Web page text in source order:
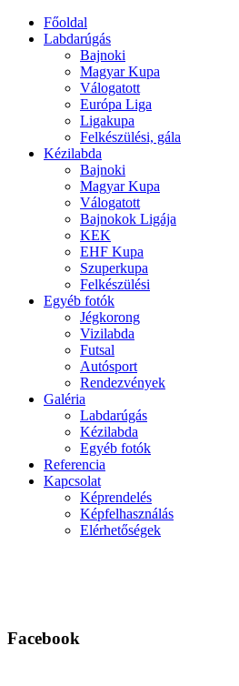
Főoldal
Labdarúgás
Bajnoki
Magyar Kupa
Válogatott
Európa Liga
Ligakupa
Felkészülési, gála
Kézilabda
Bajnoki
Magyar Kupa
Válogatott
Bajnokok Ligája
KEK
EHF Kupa
Szuperkupa
Felkészülési
Egyéb fotók
Jégkorong
Vizilabda
Futsal
Autósport
Rendezvények
Galéria
Labdarúgás
Kézilabda
Egyéb fotók
Referencia
Kapcsolat
Képrendelés
Képfelhasználás
Elérhetőségek
Facebook